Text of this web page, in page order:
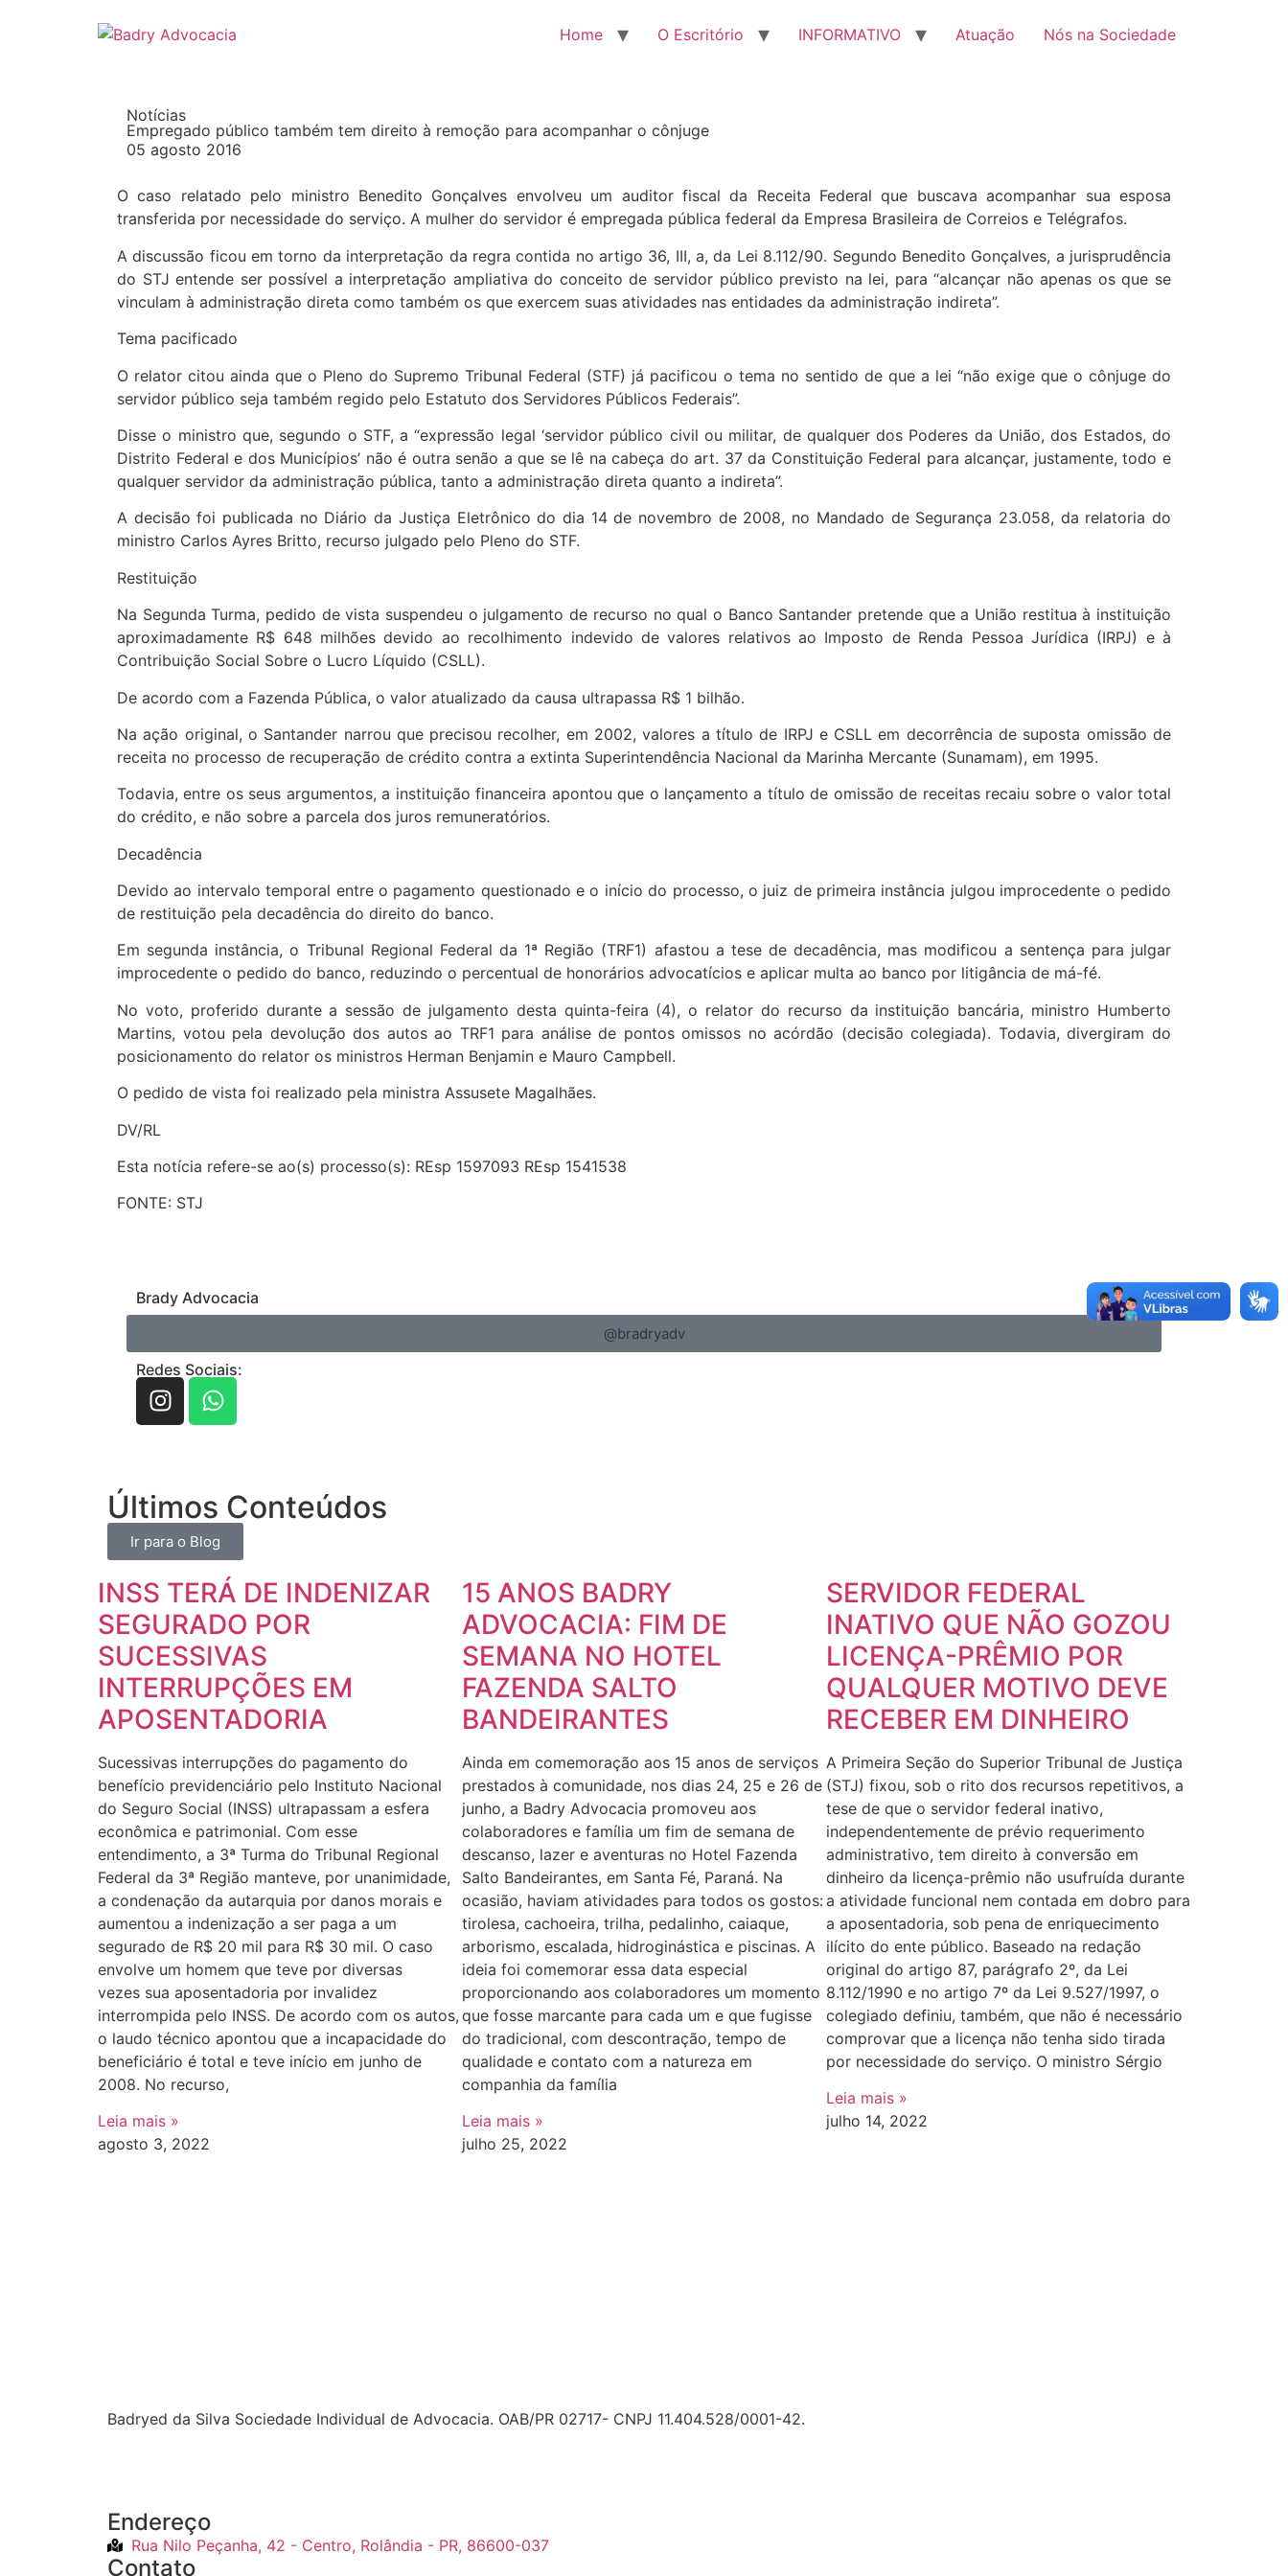
Home O Escritório INFORMATIVO Atuação Nós na Sociedade
Notícias
Empregado público também tem direito à remoção para acompanhar o cônjuge
05 agosto 2016
O caso relatado pelo ministro Benedito Gonçalves envolveu um auditor fiscal da Receita Federal que buscava acompanhar sua esposa
transferida por necessidade do serviço. A mulher do servidor é empregada pública federal da Empresa Brasileira de Correios e Telégrafos.
A discussão ficou em torno da interpretação da regra contida no artigo 36, III, a, da Lei 8.112/90. Segundo Benedito Gonçalves, a jurisprudência
do STJ entende ser possível a interpretação ampliativa do conceito de servidor público previsto na lei, para “alcançar não apenas os que se
vinculam à administração direta como também os que exercem suas atividades nas entidades da administração indireta”.
Tema pacificado
O relator citou ainda que o Pleno do Supremo Tribunal Federal (STF) já pacificou o tema no sentido de que a lei “não exige que o cônjuge do
servidor público seja também regido pelo Estatuto dos Servidores Públicos Federais”.
Disse o ministro que, segundo o STF, a “expressão legal ‘servidor público civil ou militar, de qualquer dos Poderes da União, dos Estados, do
Distrito Federal e dos Municípios’ não é outra senão a que se lê na cabeça do art. 37 da Constituição Federal para alcançar, justamente, todo e
qualquer servidor da administração pública, tanto a administração direta quanto a indireta”.
A decisão foi publicada no Diário da Justiça Eletrônico do dia 14 de novembro de 2008, no Mandado de Segurança 23.058, da relatoria do
ministro Carlos Ayres Britto, recurso julgado pelo Pleno do STF.
Restituição
Na Segunda Turma, pedido de vista suspendeu o julgamento de recurso no qual o Banco Santander pretende que a União restitua à instituição
aproximadamente R$ 648 milhões devido ao recolhimento indevido de valores relativos ao Imposto de Renda Pessoa Jurídica (IRPJ) e à
Contribuição Social Sobre o Lucro Líquido (CSLL).
De acordo com a Fazenda Pública, o valor atualizado da causa ultrapassa R$ 1 bilhão.
Na ação original, o Santander narrou que precisou recolher, em 2002, valores a título de IRPJ e CSLL em decorrência de suposta omissão de
receita no processo de recuperação de crédito contra a extinta Superintendência Nacional da Marinha Mercante (Sunamam), em 1995.
Todavia, entre os seus argumentos, a instituição financeira apontou que o lançamento a título de omissão de receitas recaiu sobre o valor total
do crédito, e não sobre a parcela dos juros remuneratórios.
Decadência
Devido ao intervalo temporal entre o pagamento questionado e o início do processo, o juiz de primeira instância julgou improcedente o pedido
de restituição pela decadência do direito do banco.
Em segunda instância, o Tribunal Regional Federal da 1ª Região (TRF1) afastou a tese de decadência, mas modificou a sentença para julgar
improcedente o pedido do banco, reduzindo o percentual de honorários advocatícios e aplicar multa ao banco por litigância de má-fé.
No voto, proferido durante a sessão de julgamento desta quinta-feira (4), o relator do recurso da instituição bancária, ministro Humberto
Martins, votou pela devolução dos autos ao TRF1 para análise de pontos omissos no acórdão (decisão colegiada). Todavia, divergiram do
posicionamento do relator os ministros Herman Benjamin e Mauro Campbell.
O pedido de vista foi realizado pela ministra Assusete Magalhães.
DV/RL
Esta notícia refere-se ao(s) processo(s): REsp 1597093 REsp 1541538
FONTE: STJ
Brady Advocacia
@bradryadv
Redes Sociais:
Últimos Conteúdos
Ir para o Blog
INSS TERÁ DE INDENIZAR
SEGURADO POR
SUCESSIVAS
INTERRUPÇÕES EM
APOSENTADORIA
Sucessivas interrupções do pagamento do
benefício previdenciário pelo Instituto Nacional
do Seguro Social (INSS) ultrapassam a esfera
econômica e patrimonial. Com esse
entendimento, a 3ª Turma do Tribunal Regional
Federal da 3ª Região manteve, por unanimidade,
a condenação da autarquia por danos morais e
aumentou a indenização a ser paga a um
segurado de R$ 20 mil para R$ 30 mil. O caso
envolve um homem que teve por diversas
vezes sua aposentadoria por invalidez
interrompida pelo INSS. De acordo com os autos,
o laudo técnico apontou que a incapacidade do
beneficiário é total e teve início em junho de
2008. No recurso,
Leia mais »
agosto 3, 2022
15 ANOS BADRY
ADVOCACIA: FIM DE
SEMANA NO HOTEL
FAZENDA SALTO
BANDEIRANTES
Ainda em comemoração aos 15 anos de serviços
prestados à comunidade, nos dias 24, 25 e 26 de
junho, a Badry Advocacia promoveu aos
colaboradores e família um fim de semana de
descanso, lazer e aventuras no Hotel Fazenda
Salto Bandeirantes, em Santa Fé, Paraná. Na
ocasião, haviam atividades para todos os gostos:
tirolesa, cachoeira, trilha, pedalinho, caiaque,
arborismo, escalada, hidroginástica e piscinas. A
ideia foi comemorar essa data especial
proporcionando aos colaboradores um momento
que fosse marcante para cada um e que fugisse
do tradicional, com descontração, tempo de
qualidade e contato com a natureza em
companhia da família
Leia mais »
julho 25, 2022
SERVIDOR FEDERAL
INATIVO QUE NÃO GOZOU
LICENÇA-PRÊMIO POR
QUALQUER MOTIVO DEVE
RECEBER EM DINHEIRO
A Primeira Seção do Superior Tribunal de Justiça
(STJ) fixou, sob o rito dos recursos repetitivos, a
tese de que o servidor federal inativo,
independentemente de prévio requerimento
administrativo, tem direito à conversão em
dinheiro da licença-prêmio não usufruída durante
a atividade funcional nem contada em dobro para
a aposentadoria, sob pena de enriquecimento
ilícito do ente público. Baseado na redação
original do artigo 87, parágrafo 2º, da Lei
8.112/1990 e no artigo 7º da Lei 9.527/1997, o
colegiado definiu, também, que não é necessário
comprovar que a licença não tenha sido tirada
por necessidade do serviço. O ministro Sérgio
Leia mais »
julho 14, 2022
Badryed da Silva Sociedade Individual de Advocacia. OAB/PR 02717- CNPJ 11.404.528/0001-42.
Endereço
Rua Nilo Peçanha, 42 - Centro, Rolândia - PR, 86600-037
Contato